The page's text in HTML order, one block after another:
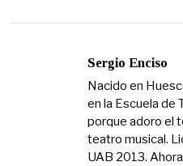
Sergio Enciso
Nacido en
en la Escuela de
porque adoro el
teatro musical.
UAB 2013.